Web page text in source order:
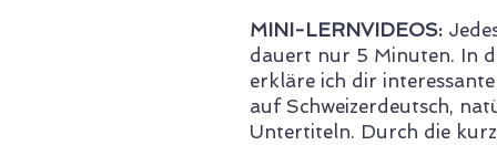
MINI-LERNVIDEOS:
dauert nur 5 Minuten. In
erkläre ich dir
auf Schweizerdeutsch,
Untertiteln. Durch die